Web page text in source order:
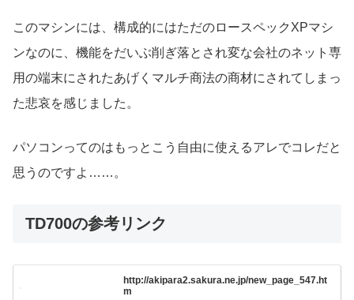
このマシンには、構成的にはただのロースペックXPマシ
ンなのに、機能をだいぶ削ぎ落とされ変な会社のネット専
用の端末にされたあげくマルチ商法の商材にされてしまっ
た悲哀を感じました。
パソコンってのはもっとこう自由に使えるアレでコレだと
思うのですよ……。
TD700の参考リンク
http://akipara2.sakura.ne.jp/new_page_547.ht
m